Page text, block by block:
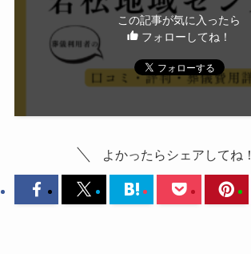
この記事が気に入ったら
フォローしてね！
よかったらシェアしてね！